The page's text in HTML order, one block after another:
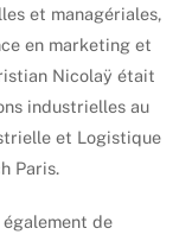
et managériales,
en marketing et
Nicolaÿ était
industrielles au
et Logistique
Paris.
également de